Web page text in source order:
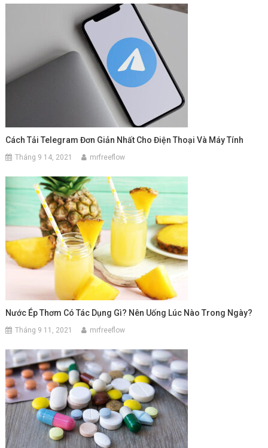
Cách Tải Telegram Đơn Giản Nhất Cho Điện Thoại Và Máy Tính
Tháng 9 14, 2021 mrfreeflow
Nước Ép Thơm Có Tác Dụng Gì? Nên Uống Lúc Nào Trong Ngày?
Tháng 9 11, 2021 mrfreeflow